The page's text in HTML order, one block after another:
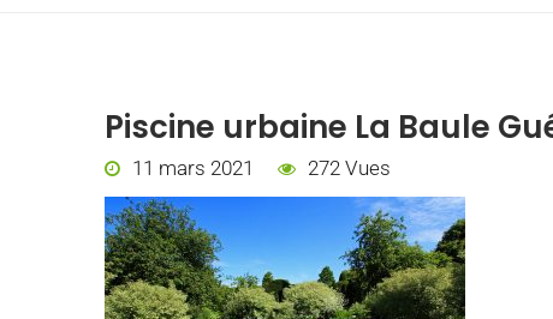
Piscine urbaine La Baule
11 mars 2021 272 Vues